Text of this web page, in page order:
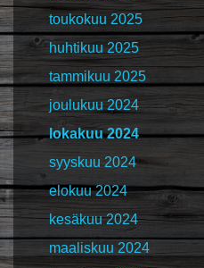
toukokuu 2025
huhtikuu 2025
tammikuu 2025
joulukuu 2024
lokakuu 2024
syyskuu 2024
elokuu 2024
kesäkuu 2024
maaliskuu 2024